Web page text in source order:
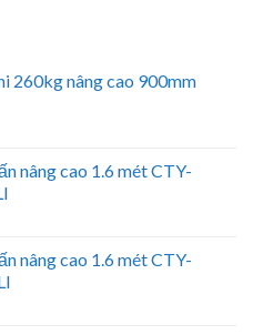
260kg nâng cao 900mm
nâng cao 1.6 mét CTY-
nâng cao 1.6 mét CTY-